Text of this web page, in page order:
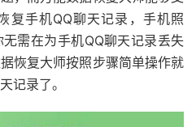
复手机QQ聊天记录，手机照
需在为手机QQ聊天记录丢失
恢复大师按照步骤简单操作就
记录了。